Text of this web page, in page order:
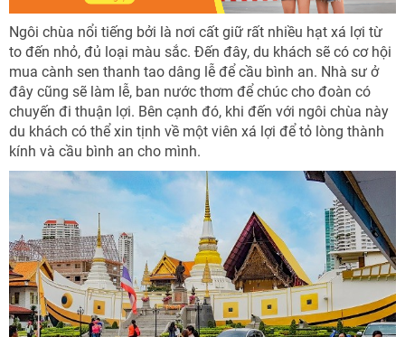
Ngôi chùa nổi tiếng bởi là nơi cất giữ rất nhiều hạt xá lợi từ
to đến nhỏ, đủ loại màu sắc. Đến đây, du khách sẽ có cơ hội
mua cành sen thanh tao dâng lễ để cầu bình an. Nhà sư ở
đây cũng sẽ làm lễ, ban nước thơm để chúc cho đoàn có
chuyến đi thuận lợi. Bên cạnh đó, khi đến với ngôi chùa này
du khách có thể xin tịnh về một viên xá lợi để tỏ lòng thành
kính và cầu bình an cho mình.